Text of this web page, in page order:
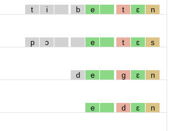
t i b e t ɛ n
p ɔ e t ɛ s
d e g ɛ n
e d ɛ n